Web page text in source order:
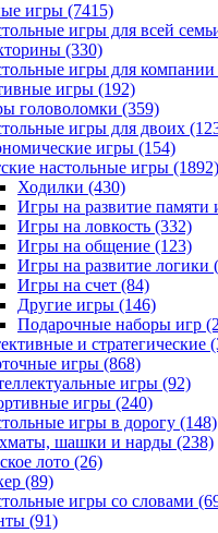
игры (7415)
игры для всей
(330)
игры для компании
игры (192)
головоломки (359)
игры для двоих
игры (154)
настольные игры (1892)
Ходилки (430)
Игры на развитие памяти
Игры на ловкость (332)
Игры на общение (123)
Игры на развитие логики
Игры на счет (84)
Другие игры (146)
Подарочные наборы игр
и стратегические
игры (868)
игры (92)
игры (240)
игры в дорогу (148)
шашки и нарды (238)
лото (26)
(89)
игры со словами
(91)